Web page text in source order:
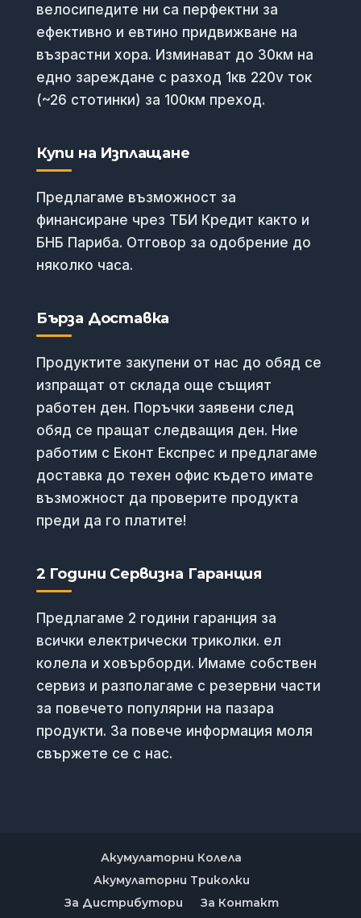
велосипедите ни са перфектни за
ефективно и евтино придвижване на
възрастни хора. Изминават до 30км на
едно зареждане с разход 1кв 220v ток
(~26 стотинки) за 100км преход.
Купи на Изплащане
Предлагаме възможност за
финансиране чрез ТБИ Кредит както и
БНБ Париба. Отговор за одобрение до
няколко часа.
Бърза Доставка
Продуктите закупени от нас до обяд се
изпращат от склада още същият
работен ден. Поръчки заявени след
обяд се пращат следващия ден. Ние
работим с Еконт Експрес и предлагаме
доставка до техен офис където имате
възможност да проверите продукта
преди да го платите!
2 Години Сервизна Гаранция
Предлагаме 2 години гаранция за
всички електрически триколки. ел
колела и ховърборди. Имаме собствен
сервиз и разполагаме с резервни части
за повечето популярни на пазара
продукти. За повече информация моля
свържете се с нас.
Акумулаторни Колела
Акумулаторни Триколки
За Дистрибутори
За Контакт